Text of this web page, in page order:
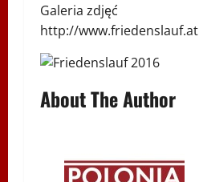
Galeria zdjęć
http://www.friedenslauf.at
About The Author